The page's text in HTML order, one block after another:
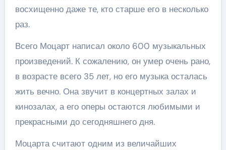
восхищенно даже те, кто старше его в несколько
раз.
Всего Моцарт написал около 600 музыкальных
произведений. К сожалению, он умер очень рано,
в возрасте всего 35 лет, но его музыка осталась
жить вечно. Она звучит в концертных залах и
кинозалах, а его оперы остаются любимыми и
прекрасными до сегодняшнего дня.
Моцарта считают одним из величайших